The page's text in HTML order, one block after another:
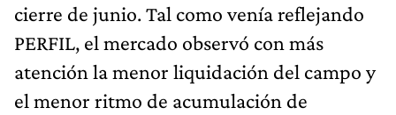
cierre de junio. Tal como venía reflejando
PERFIL, el mercado observó con más
atención la menor liquidación del campo y
el menor ritmo de acumulación de